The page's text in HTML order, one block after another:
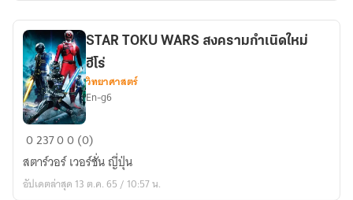
60
STAR
TOKU
WARS
สงคราม
STAR TOKU WARS สงครามกำเนิดใหม่
ฮีโร่
วิทยาศาสตร์
En-g6
023700 (0)
สตาร์วอร์​ เวอร์ชั่น ญี่ปุ่น
อัปเดตล่าสุด 13 ต.ค. 65 / 10:57 น.